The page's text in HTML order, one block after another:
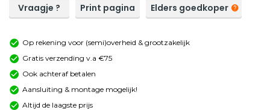
Vraagje ? Print pagina Elders goedkoper
Op rekening voor (semi)overheid & grootzakelijk
Gratis verzending v.a €75
Ook achteraf betalen
Aansluiting & montage mogelijk!
Altijd de laagste prijs